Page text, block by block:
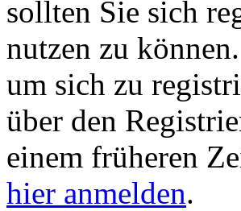
sollten Sie sich
nutzen zu
um sich zu
über den
einem früheren
hier anmelden.